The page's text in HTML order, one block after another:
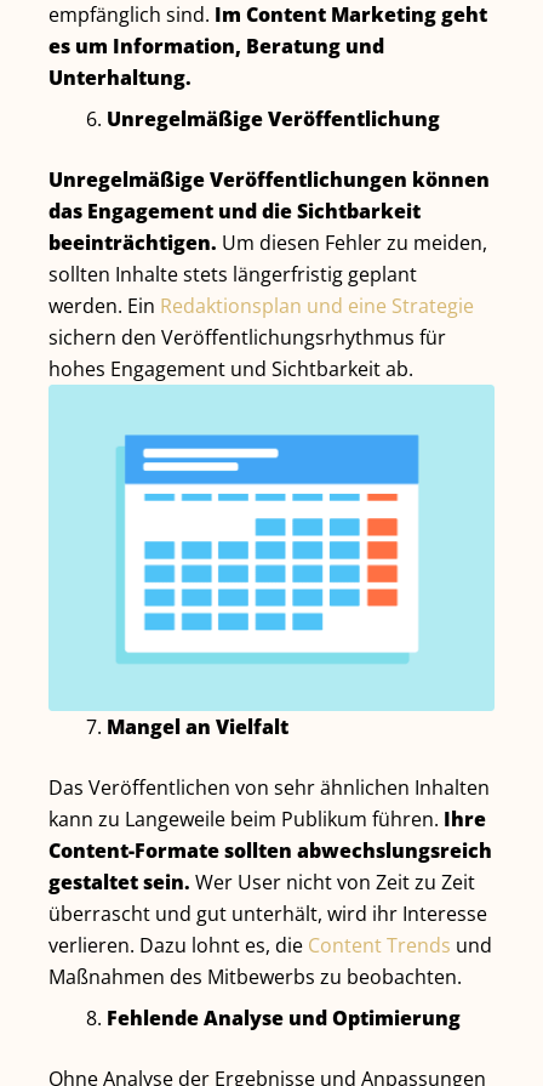
empfänglich sind. Im Content Marketing geht
es um Information, Beratung und
Unterhaltung.
Unregelmäßige Veröffentlichung
Unregelmäßige Veröffentlichungen können
das Engagement und die Sichtbarkeit
beeinträchtigen. Um diesen Fehler zu meiden,
sollten Inhalte stets längerfristig geplant
werden. Ein Redaktionsplan und eine Strategie
sichern den Veröffentlichungsrhythmus für
hohes Engagement und Sichtbarkeit ab.
Mangel an Vielfalt
Das Veröffentlichen von sehr ähnlichen Inhalten
kann zu Langeweile beim Publikum führen. Ihre
Content-Formate sollten abwechslungsreich
gestaltet sein. Wer User nicht von Zeit zu Zeit
überrascht und gut unterhält, wird ihr Interesse
verlieren. Dazu lohnt es, die Content Trends und
Maßnahmen des Mitbewerbs zu beobachten.
Fehlende Analyse und Optimierung
Ohne Analyse der Ergebnisse und Anpassungen